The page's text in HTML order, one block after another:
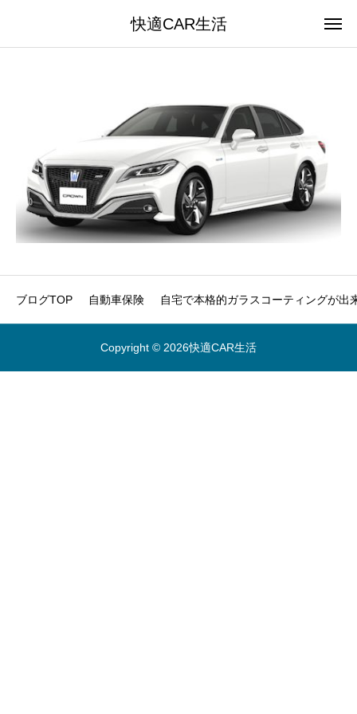
快適CAR生活
ブログTOP 自動車保険 自宅で本格的ガラスコーティングが出
Copyright © 2026快適CAR生活